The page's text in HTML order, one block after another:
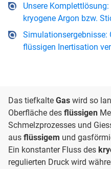
Unsere
kryogene Argon bzw.
Simulationsergebnisse:
flüssigen Inertisation
Das tiefkalte Gas wird so
Oberfläche des flüssigen
Schmelzprozesses und
aus flüssigem und
Ein konstanter Fluss des
regulierten Druck wird